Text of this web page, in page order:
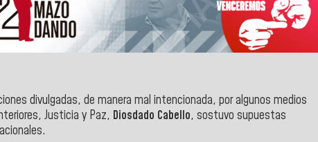
divulgadas, de manera mal intencionada, por algunos medios
Justicia y Paz, Diosdado Cabello, sostuvo supuestas